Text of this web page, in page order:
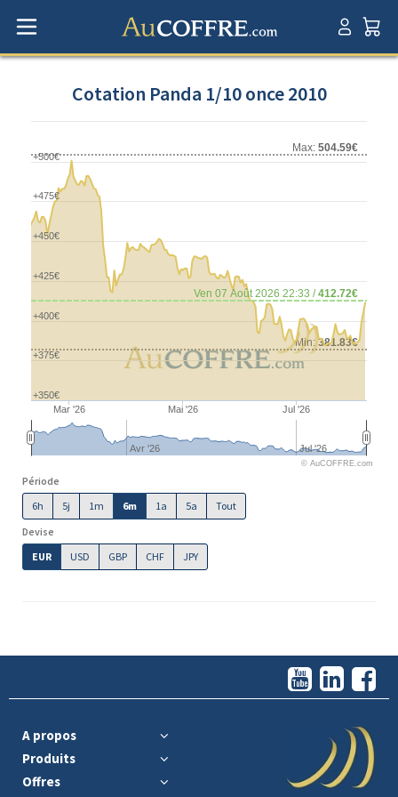
Cotation Panda 1/10 once 2010
Min:381.83€
Max: 504.59€
Ven 07 Août 2026 22:33 /412.72€
Mar '26 Mai '26 Jul '26
Avr '26 Jul '26
+350€
+375€
+400€
+425€
+450€
+475€
+500€
© AuCOFFRE.com
Période
6h
5j 1m 6m 1a 5a
Tout
Devise
EUR
USD GBP CHF JPY
A propos
Produits
Offres